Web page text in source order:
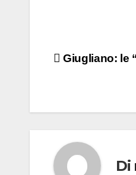
Giugliano: le
Di